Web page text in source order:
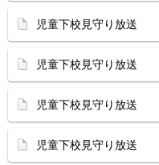
児童下校見守り放送
児童下校見守り放送
児童下校見守り放送
児童下校見守り放送